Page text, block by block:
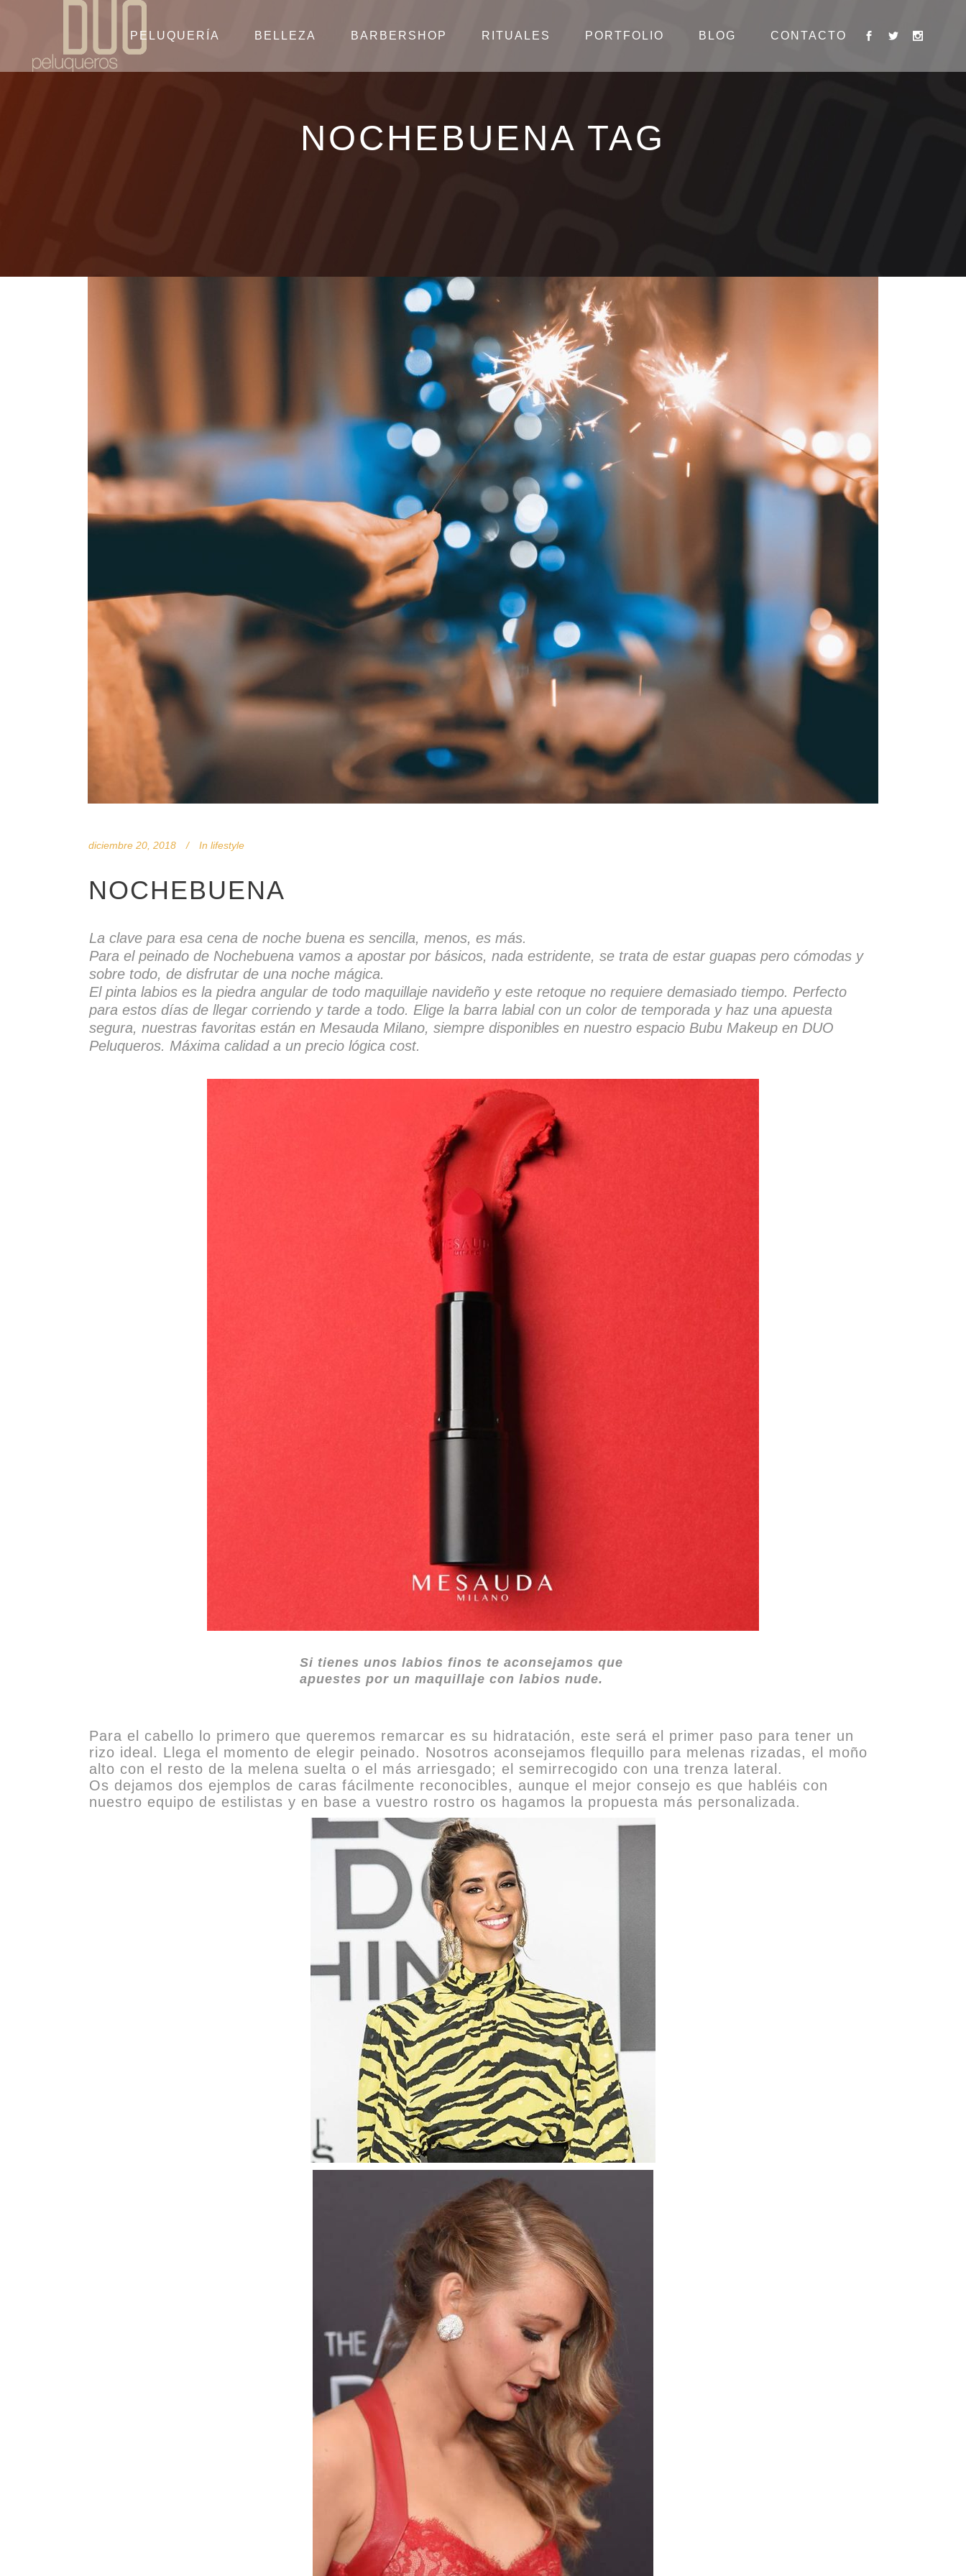
PELUQUERÍA BELLEZA BARBERSHOP RITUALES PORTFOLIO BLOG CONTACTO
NOCHEBUENA TAG
diciembre 20, 2018 In lifestyle
NOCHEBUENA
La clave para esa cena de noche buena es sencilla, menos, es más.
Para el peinado de Nochebuena vamos a apostar por básicos, nada estridente, se trata de estar guapas pero cómodas y
sobre todo, de disfrutar de una noche mágica.
El pinta labios es la piedra angular de todo maquillaje navideño y este retoque no requiere demasiado tiempo. Perfecto
para estos días de llegar corriendo y tarde a todo. Elige la barra labial con un color de temporada y haz una apuesta
segura, nuestras favoritas están en Mesauda Milano, siempre disponibles en nuestro espacio Bubu Makeup en DUO
Peluqueros. Máxima calidad a un precio lógica cost.
Si tienes unos labios finos te aconsejamos que
apuestes por un maquillaje con labios nude.
Para el cabello lo primero que queremos remarcar es su hidratación, este será el primer paso para tener un
rizo ideal. Llega el momento de elegir peinado. Nosotros aconsejamos flequillo para melenas rizadas, el moño
alto con el resto de la melena suelta o el más arriesgado; el semirrecogido con una trenza lateral.
Os dejamos dos ejemplos de caras fácilmente reconocibles, aunque el mejor consejo es que habléis con
nuestro equipo de estilistas y en base a vuestro rostro os hagamos la propuesta más personalizada.